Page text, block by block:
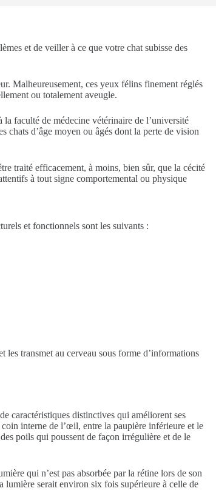
et de veiller à ce que votre chat subisse des
Malheureusement, ces yeux félins finement réglés
ou totalement aveugle.
faculté de médecine vétérinaire de l’université
chats d’âge moyen ou âgés dont la perte de vision
traité efficacement, à moins, bien sûr, que la cécité
à tout signe comportemental ou physique
et fonctionnels sont les suivants :
transmet au cerveau sous forme d’informations
caractéristiques distinctives qui améliorent ses
interne de l’œil, entre la paupière inférieure et le
poils qui poussent de façon irrégulière et de le
qui n’est pas absorbée par la rétine lors de son
lumière serait environ six fois supérieure à celle de